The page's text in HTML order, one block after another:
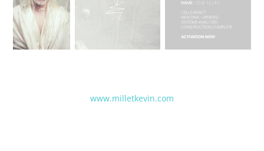
www.milletkevin.com